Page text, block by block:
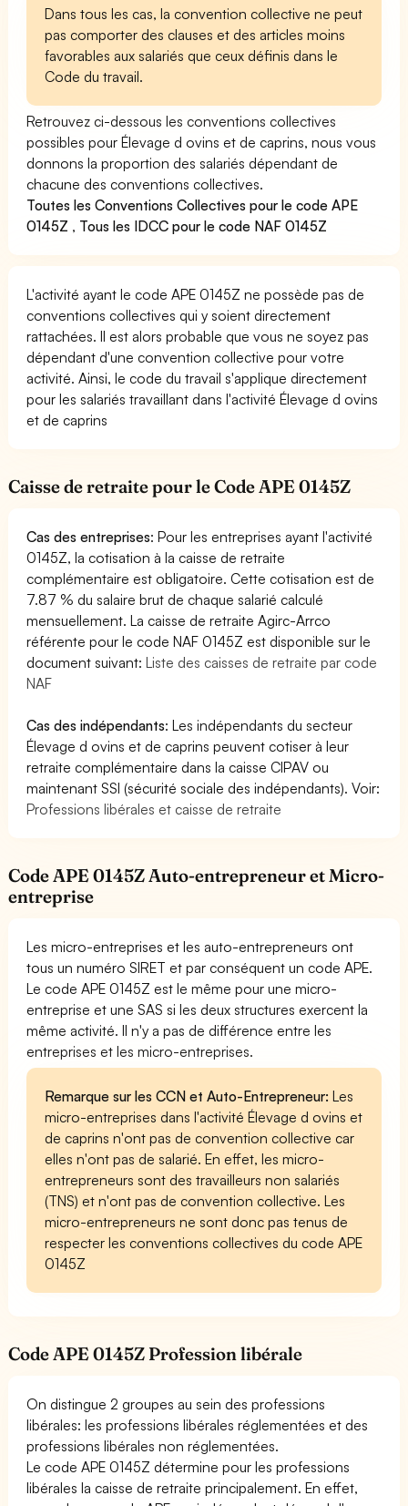
Dans tous les cas, la convention collective ne peut
pas comporter des clauses et des articles moins
favorables aux salariés que ceux définis dans le
Code du travail.
Retrouvez ci-dessous les conventions collectives
possibles pour Élevage d ovins et de caprins, nous vous
donnons la proportion des salariés dépendant de
chacune des conventions collectives.
Toutes les Conventions Collectives pour le code APE
0145Z , Tous les IDCC pour le code NAF 0145Z
L'activité ayant le code APE 0145Z ne possède pas de
conventions collectives qui y soient directement
rattachées. Il est alors probable que vous ne soyez pas
dépendant d'une convention collective pour votre
activité. Ainsi, le code du travail s'applique directement
pour les salariés travaillant dans l'activité Élevage d ovins
et de caprins
Caisse de retraite pour le Code APE 0145Z
Cas des entreprises: Pour les entreprises ayant l'activité
0145Z, la cotisation à la caisse de retraite
complémentaire est obligatoire. Cette cotisation est de
7.87 % du salaire brut de chaque salarié calculé
mensuellement. La caisse de retraite Agirc-Arrco
référente pour le code NAF 0145Z est disponible sur le
document suivant:Liste des caisses de retraite par code
NAF
Cas des indépendants: Les indépendants du secteur
Élevage d ovins et de caprins peuvent cotiser à leur
retraite complémentaire dans la caisse CIPAV ou
maintenant SSI (sécurité sociale des indépendants). Voir:
Professions libérales et caisse de retraite
Code APE 0145Z Auto-entrepreneur et Micro-
entreprise
Les micro-entreprises et les auto-entrepreneurs ont
tous un numéro SIRET et par conséquent un code APE.
Le code APE 0145Z est le même pour une micro-
entreprise et une SAS si les deux structures exercent la
même activité. Il n'y a pas de différence entre les
entreprises et les micro-entreprises.
Remarque sur les CCN et Auto-Entrepreneur: Les
micro-entreprises dans l'activité Élevage d ovins et
de caprins n'ont pas de convention collective car
elles n'ont pas de salarié. En effet, les micro-
entrepreneurs sont des travailleurs non salariés
(TNS) et n'ont pas de convention collective. Les
micro-entrepreneurs ne sont donc pas tenus de
respecter les conventions collectives du code APE
0145Z
Code APE 0145Z Profession libérale
On distingue 2 groupes au sein des professions
libérales: les professions libérales réglementées et des
professions libérales non réglementées.
Le code APE 0145Z détermine pour les professions
libérales la caisse de retraite principalement. En effet,